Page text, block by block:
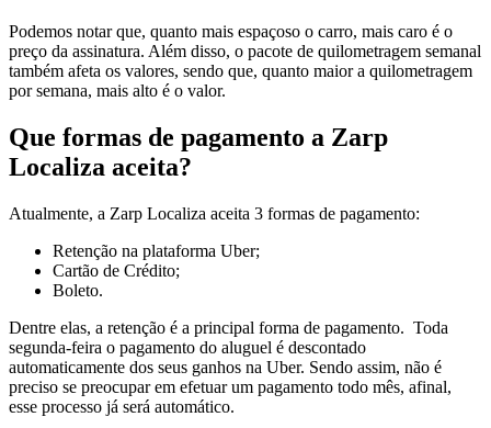
Podemos notar que, quanto mais espaçoso o carro, mais caro é o
preço da assinatura. Além disso, o pacote de quilometragem semanal
também afeta os valores, sendo que, quanto maior a quilometragem
por semana, mais alto é o valor.
Que formas de pagamento a Zarp
Localiza aceita?
Atualmente, a Zarp Localiza aceita 3 formas de pagamento:
Retenção na plataforma Uber;
Cartão de Crédito;
Boleto.
Dentre elas, a retenção é a principal forma de pagamento. Toda
segunda-feira o pagamento do aluguel é descontado
automaticamente dos seus ganhos na Uber. Sendo assim, não é
preciso se preocupar em efetuar um pagamento todo mês, afinal,
esse processo já será automático.